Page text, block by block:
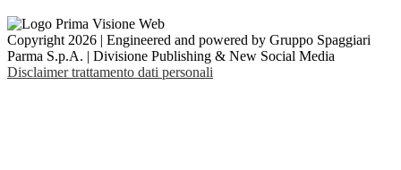
Copyright 2026 | Engineered and powered by Gruppo Spaggiari
Parma S.p.A. | Divisione Publishing & New Social Media
Disclaimer trattamento dati personali